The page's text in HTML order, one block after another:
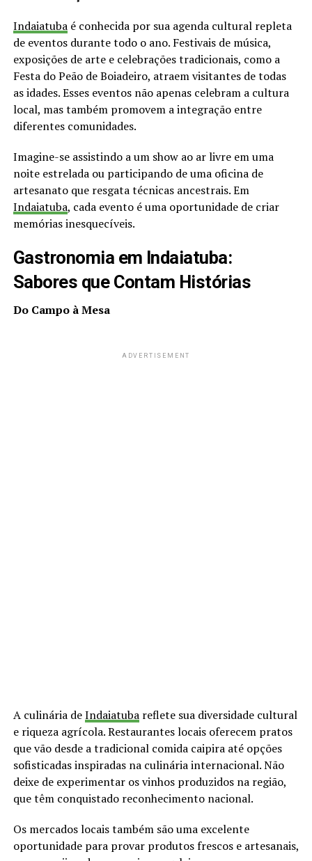
Indaiatubaé conhecida por sua agenda cultural repleta
de eventos durante todo o ano. Festivais de música,
exposições de arte e celebrações tradicionais, como a
Festa do Peão de Boiadeiro, atraem visitantes de todas
as idades. Esses eventos não apenas celebram a cultura
local, mas também promovem a integração entre
diferentes comunidades.
Imagine-se assistindo a um show ao ar livre em uma
noite estrelada ou participando de uma oficina de
artesanato que resgata técnicas ancestrais. Em
Indaiatuba, cada evento é uma oportunidade de criar
memórias inesquecíveis.
Gastronomia em Indaiatuba:
Sabores que Contam Histórias
Do Campo à Mesa
ADVERTISEMENT
A culinária deIndaiatubareflete sua diversidade cultural
e riqueza agrícola. Restaurantes locais oferecem pratos
que vão desde a tradicional comida caipira até opções
sofisticadas inspiradas na culinária internacional. Não
deixe de experimentar os vinhos produzidos na região,
que têm conquistado reconhecimento nacional.
Os mercados locais também são uma excelente
oportunidade para provar produtos frescos e artesanais,